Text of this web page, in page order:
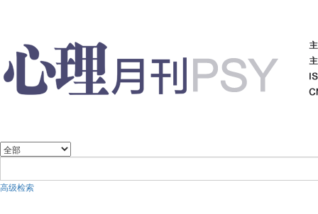
高级检索